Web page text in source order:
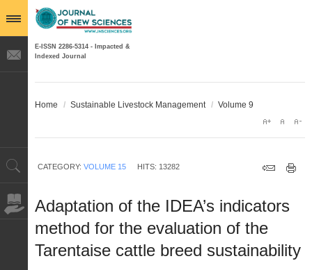
E-ISSN 2286-5314 - Impacted &
Indexed Journal
Home / Sustainable Livestock Management / Volume 9
CATEGORY: VOLUME 15 HITS: 13282
Adaptation of the IDEA’s indicators
method for the evaluation of the
Tarentaise cattle breed sustainability